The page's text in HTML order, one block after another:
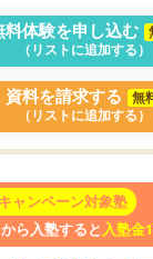
料体験を申し込む
（リストに追加する）
資料を請求する
無
（リストに追加する）
キャンペーン対象塾
ら入塾すると 入塾金